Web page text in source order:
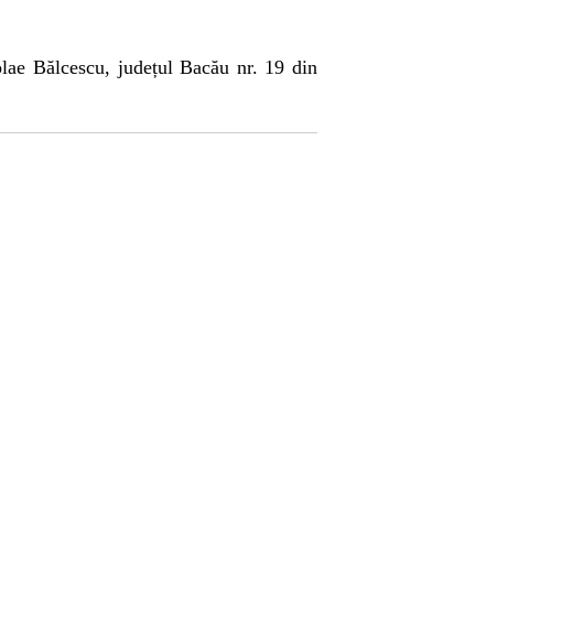
Bălcescu, județul Bacău nr. 19 din